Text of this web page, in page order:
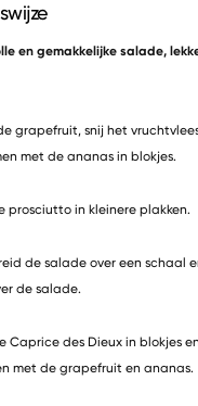
en gemakkelijke salade,
grapefruit, snij het
met de ananas in blokjes.
prosciutto in kleinere plakken.
de salade over een schaal
de salade.
Caprice des Dieux in blokjes
met de grapefruit en ananas.